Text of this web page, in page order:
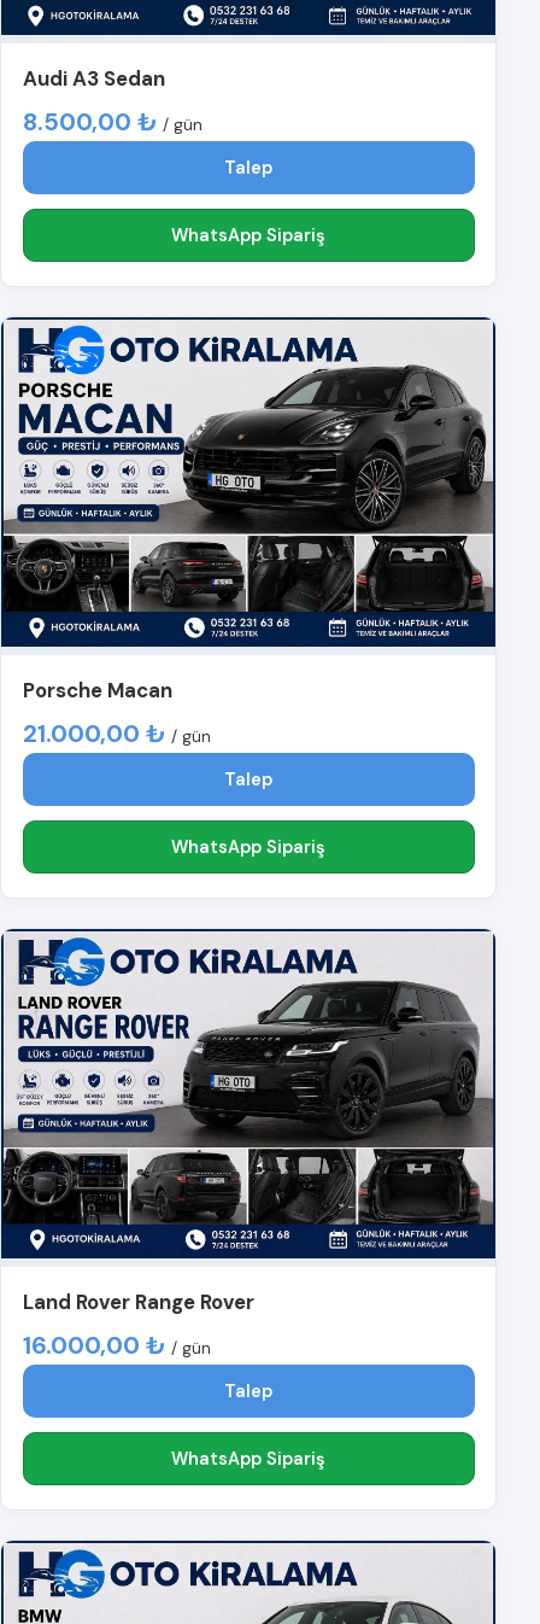
Audi A3 Sedan
8.500,00 ₺ / gün
Talep
WhatsApp Sipariş
Porsche Macan
21.000,00 ₺ / gün
Talep
WhatsApp Sipariş
Land Rover Range Rover
16.000,00 ₺ / gün
Talep
WhatsApp Sipariş